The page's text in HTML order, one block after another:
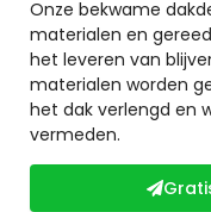
Onze bekwame
materialen en
het leveren van
materialen worden
het dak verlengd en
vermeden.